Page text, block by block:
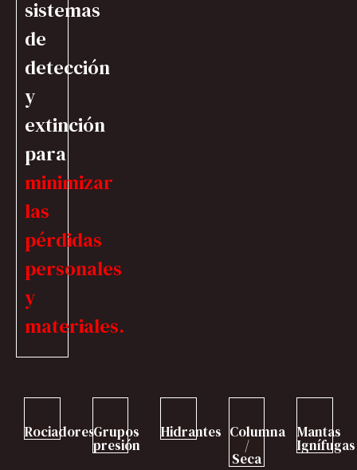
sistemas
de
detección
y
extinción
para
minimizar
las
pérdidas
personales
y
materiales.
RociadoresGrupos
presión
Hidrantes Columna
/
Seca
Mantas
Ignífugas